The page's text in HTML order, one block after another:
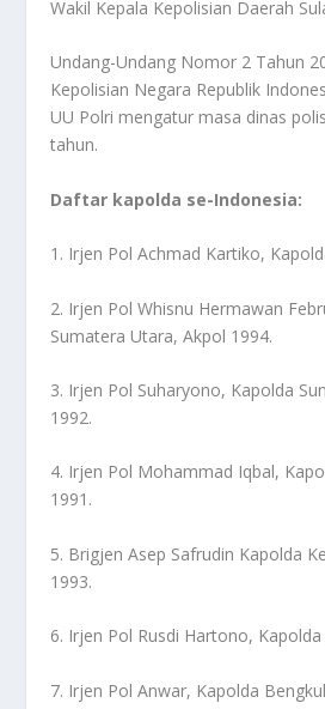
Wakil Kepala Kepolisian Daerah
Undang-Undang Nomor 2 Tahun
Kepolisian Negara Republik
UU Polri mengatur masa dinas
tahun.
Daftar kapolda se-Indonesia:
1. Irjen Pol Achmad Kartiko,
2. Irjen Pol Whisnu Hermawan
Sumatera Utara, Akpol 1994.
3. Irjen Pol Suharyono, Kapolda
1992.
4. Irjen Pol Mohammad Iqbal,
1991.
5. Brigjen Asep Safrudin Kapolda
1993.
6. Irjen Pol Rusdi Hartono, Kapolda
7. Irjen Pol Anwar, Kapolda